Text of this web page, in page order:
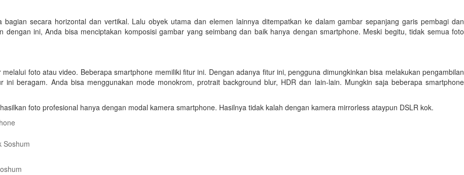
secara horizontal dan vertikal. Lalu obyek utama dan elemen lainnya ditempatkan ke dalam gambar sepanjang garis pembagi dan
ini, Anda bisa menciptakan komposisi gambar yang seimbang dan baik hanya dengan smartphone. Meski begitu, tidak semua foto
foto atau video. Beberapa smartphone memiliki fitur ini. Dengan adanya fitur ini, pengguna dimungkinkan bisa melakukan pengambilan
beragam. Anda bisa menggunakan mode monokrom, protrait background blur, HDR dan lain-lain. Mungkin saja beberapa smartphone
foto profesional hanya dengan modal kamera smartphone. Hasilnya tidak kalah dengan kamera mirrorless ataypun DSLR kok.